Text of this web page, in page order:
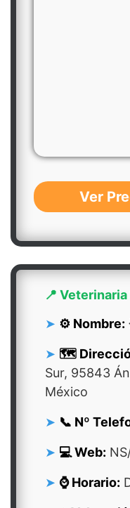
Ver
📍
⚙️ Nombre:
🗺️
Sur, 95843
México
📞 Nº
💻 Web:
⌚ Horario: